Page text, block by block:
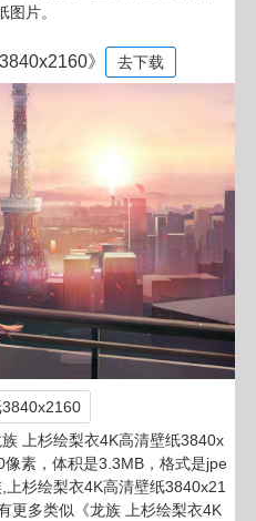
片。
》 去下载
上杉绘梨衣4K高清壁纸3840x
素，体积是3.3MB，格式是jpe
杉绘梨衣4K高清壁纸3840x21
更多类似《龙族 上杉绘梨衣4K